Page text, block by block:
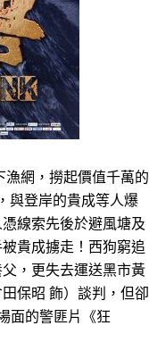
漁網，撈起價值千萬的
與登岸的貴成等人爆
線索先後於避風塘及
貴成擄走！西狗窮追
，更失去運送黑市黃
保昭 飾）談判，但卻
面的警匪片《狂